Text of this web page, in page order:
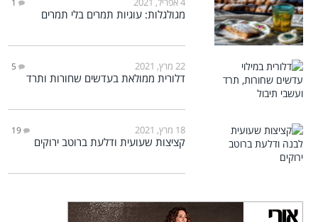
1
מגולגלות: עוגיות תמרים בלי תמרים
22 מרץ, 2021 5
דלורית ממולאת בעדשים שחורות ותרד
18 מרץ, 2021 19
קציצות שעועית ודלעת ברוטב ירוקים